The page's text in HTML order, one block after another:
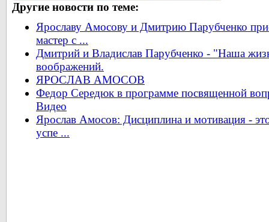
Другие новости по теме:
Ярославу Амосову и Дмитрию Парубченко
мастер с ...
Дмитрий и Владислав Парубченко - "Наша
воображений.
ЯРОСЛАВ АМОСОВ
Федор Середюк в программе посвященной
Видео
Ярослав Амосов: Дисциплина и мотивация -
успе ...